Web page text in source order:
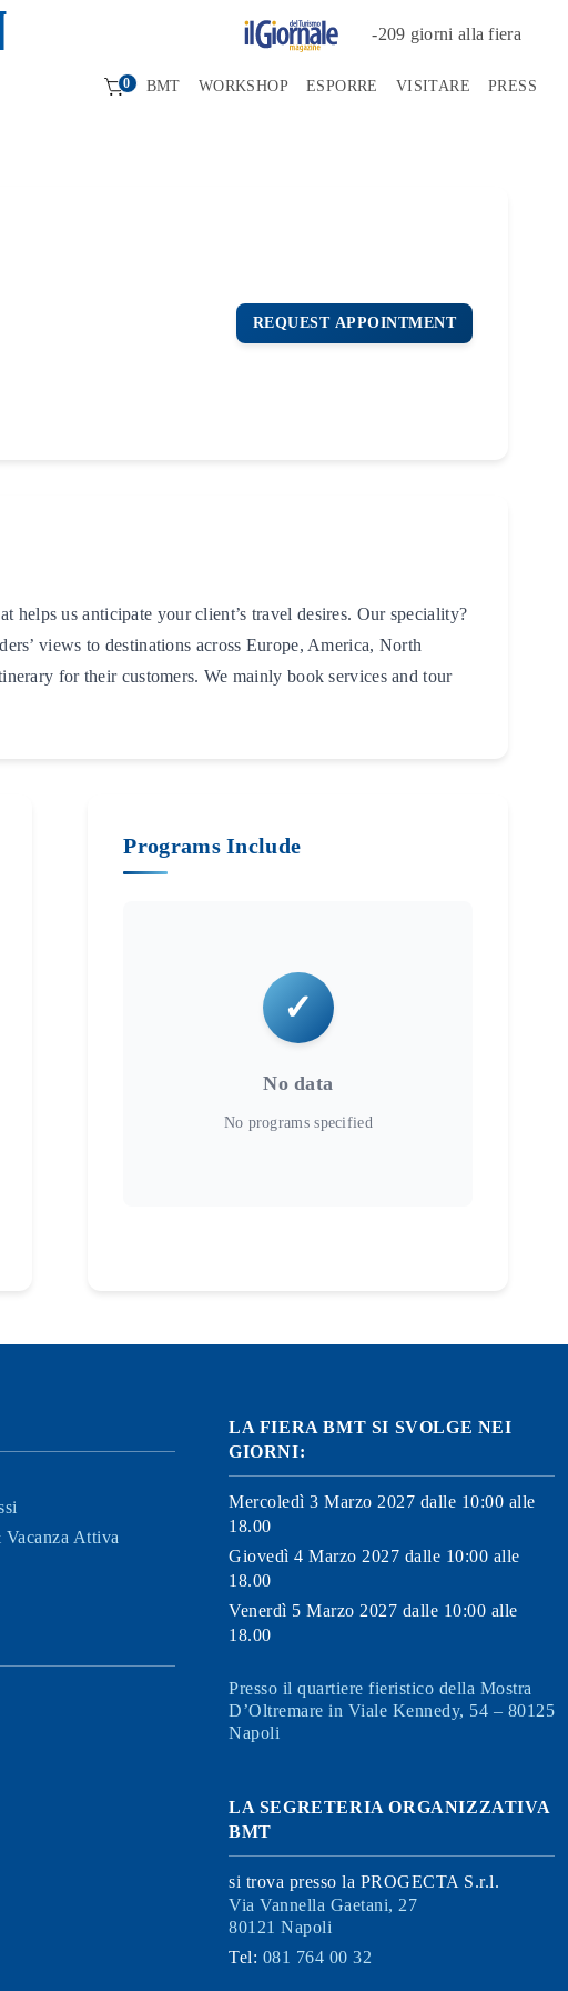
-209 giorni alla fiera
0 BMT WORKSHOP ESPORRE VISITARE PRESS
REQUEST APPOINTMENT
helps us anticipate your client’s travel desires. Our speciality?
views to destinations across Europe, America, North
for their customers. We mainly book services and tour
Programs Include
No data
Vacanza Attiva
LA FIERA BMT SI SVOLGE NEI
GIORNI:
Mercoledì 3 Marzo 2027 dalle 10:00 alle
18.00
Giovedì 4 Marzo 2027 dalle 10:00 alle
18.00
Venerdì 5 Marzo 2027 dalle 10:00 alle
18.00
Presso il quartiere fieristico della Mostra
D’Oltremare in Viale Kennedy, 54 – 80125
Napoli
LA SEGRETERIA ORGANIZZATIVA
BMT
si trova presso la PROGECTA S.r.l.
Via Vannella Gaetani, 27
80121 Napoli
Tel: 081 764 00 32